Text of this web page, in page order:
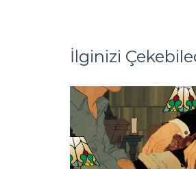
İlginizi